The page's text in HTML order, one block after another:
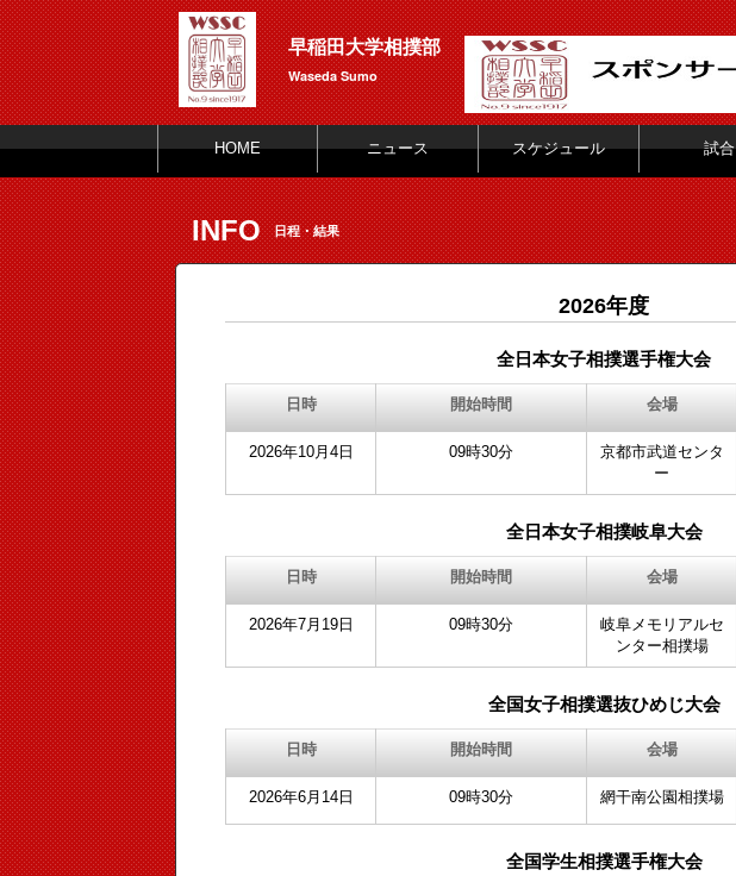
早稲田大学相撲部
Waseda Sumo
HOME ニュース スケジュール 試合
INFO 日程・結果
2026年度
全日本女子相撲選手権大会
日時 開始時間 会場
2026年10月4日 09時30分
京都市武道センタ
ー
全日本女子相撲岐阜大会
日時 開始時間 会場
2026年7月19日 09時30分
岐阜メモリアルセ
ンター相撲場
全国女子相撲選抜ひめじ大会
日時 開始時間 会場
2026年6月14日 09時30分 網干南公園相撲場
全国学生相撲選手権大会